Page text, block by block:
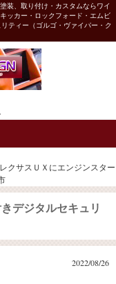
装、取り付け・カスタムならワイ
ッカー・ロックフォード・エムビ
ティー（ゴルゴ・ヴァイパー・ク
レクサスＵＸにエンジンスター
デジタルセキュリ
2022/08/26